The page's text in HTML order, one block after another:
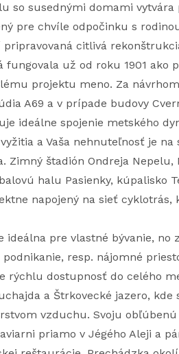
so susednými domami
pre chvíle odpočinku s
citlivá
fungovala už od roku 1901 ako
projektu meno. Za
A69 a v prípade budovy
ideálne spojenie metského
a Vaša nehnuteľnosť je
Zimný štadión Ondreja
halu Pasienky, kúpalisko
napojený na sieť
ideálna pre vlastné bývanie, no
podnikanie, resp. nájomné
rýchlu dostupnosť do celého
a Štrkovecké jazero,
vzduchu. Svoju
priamo v Jégého Aleji a